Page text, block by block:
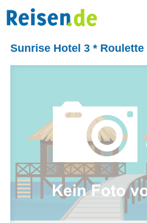
Sunrise Hotel 3 * Roulette